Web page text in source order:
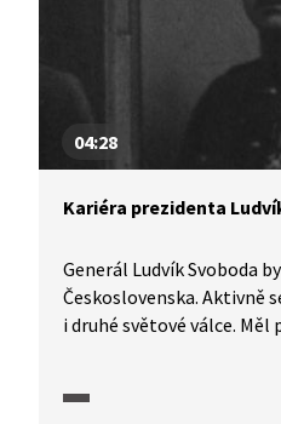
04:28
Kariéra prezidenta
Generál Ludvík Svoboda
Československa. Aktivně
i druhé světové válce. Měl
v pořadu Historie.cs.